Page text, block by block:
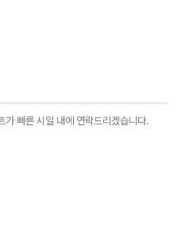
가 빠른 시일 내에 연락드리겠습니다.